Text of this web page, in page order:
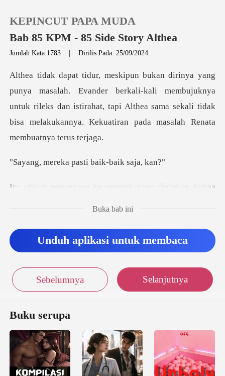
0
Pengisian Ulang
Keluar
KEPINCUT PAPA MUDA
Bab 85 KPM - 85 Side Story Althea
Jumlah Kata:1783 |Dirilis Pada: 25/09/2024
erkali-kali membujuknya
untuk rileks dan istirahat, tapi Althea sama sekali ti
a pasti baik-b
e sepuluh yang diajukan
Buka bab ini
Unduh aplikasi untuk membaca
Sebelumnya Selanjutnya
Buku serupa